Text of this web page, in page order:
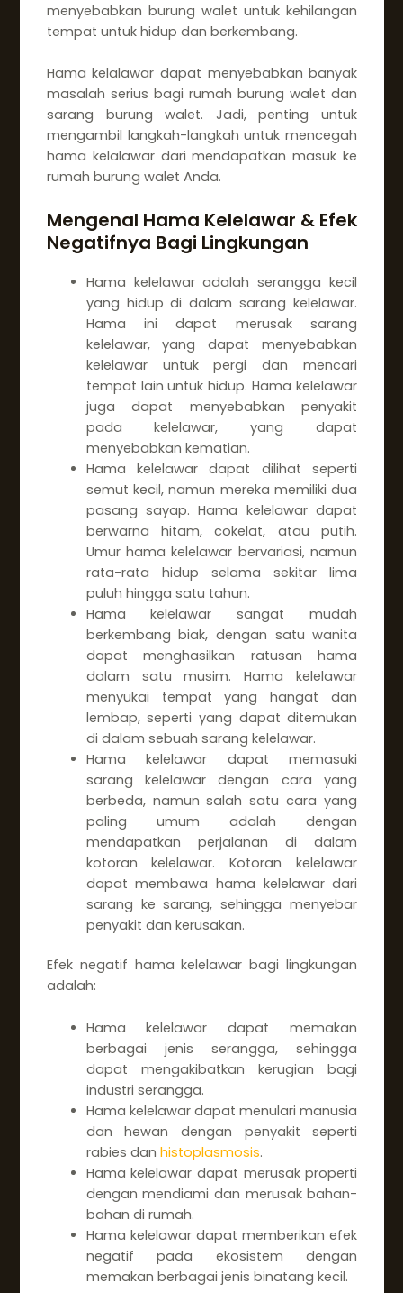
menyebabkan burung walet untuk kehilangan
tempat untuk hidup dan berkembang.
Hama kelalawar dapat menyebabkan banyak
masalah serius bagi rumah burung walet dan
sarang burung walet. Jadi, penting untuk
mengambil langkah-langkah untuk mencegah
hama kelalawar dari mendapatkan masuk ke
rumah burung walet Anda.
Mengenal Hama Kelelawar & Efek
Negatifnya Bagi Lingkungan
Hama kelelawar adalah serangga kecil
yang hidup di dalam sarang kelelawar.
Hama ini dapat merusak sarang
kelelawar, yang dapat menyebabkan
kelelawar untuk pergi dan mencari
tempat lain untuk hidup. Hama kelelawar
juga dapat menyebabkan penyakit
pada kelelawar, yang dapat
menyebabkan kematian.
Hama kelelawar dapat dilihat seperti
semut kecil, namun mereka memiliki dua
pasang sayap. Hama kelelawar dapat
berwarna hitam, cokelat, atau putih.
Umur hama kelelawar bervariasi, namun
rata-rata hidup selama sekitar lima
puluh hingga satu tahun.
Hama kelelawar sangat mudah
berkembang biak, dengan satu wanita
dapat menghasilkan ratusan hama
dalam satu musim. Hama kelelawar
menyukai tempat yang hangat dan
lembap, seperti yang dapat ditemukan
di dalam sebuah sarang kelelawar.
Hama kelelawar dapat memasuki
sarang kelelawar dengan cara yang
berbeda, namun salah satu cara yang
paling umum adalah dengan
mendapatkan perjalanan di dalam
kotoran kelelawar. Kotoran kelelawar
dapat membawa hama kelelawar dari
sarang ke sarang, sehingga menyebar
penyakit dan kerusakan.
Efek negatif hama kelelawar bagi lingkungan
adalah:
Hama kelelawar dapat memakan
berbagai jenis serangga, sehingga
dapat mengakibatkan kerugian bagi
industri serangga.
Hama kelelawar dapat menulari manusia
dan hewan dengan penyakit seperti
rabies dan histoplasmosis.
Hama kelelawar dapat merusak properti
dengan mendiami dan merusak bahan-
bahan di rumah.
Hama kelelawar dapat memberikan efek
negatif pada ekosistem dengan
memakan berbagai jenis binatang kecil.